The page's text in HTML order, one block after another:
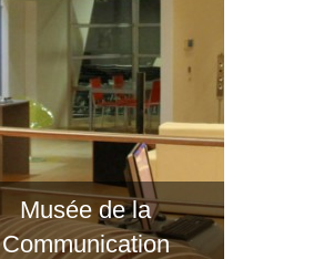
Musée de la
Communication